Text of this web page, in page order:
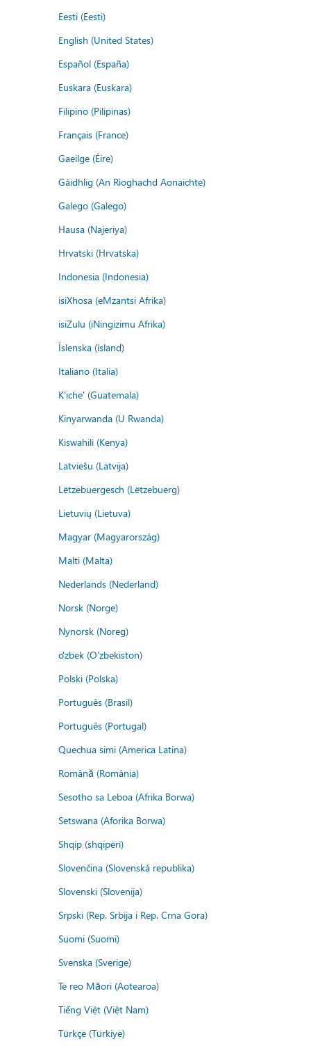
Eesti (Eesti)
English (United States)
Español (España)
Euskara (Euskara)
Filipino (Pilipinas)
Français (France)
Gaeilge (Éire)
Gàidhlig (An Rìoghachd Aonaichte)
Galego (Galego)
Hausa (Najeriya)
Hrvatski (Hrvatska)
Indonesia (Indonesia)
isiXhosa (eMzantsi Afrika)
isiZulu (iNingizimu Afrika)
Íslenska (ísland)
Italiano (Italia)
K'iche' (Guatemala)
Kinyarwanda (U Rwanda)
Kiswahili (Kenya)
Latviešu (Latvija)
Lëtzebuergesch (Lëtzebuerg)
Lietuvių (Lietuva)
Magyar (Magyarország)
Malti (Malta)
Nederlands (Nederland)
Norsk (Norge)
Nynorsk (Noreg)
o'zbek (O'zbekiston)
Polski (Polska)
Português (Brasil)
Português (Portugal)
Quechua simi (America Latina)
Română (România)
Sesotho sa Leboa (Afrika Borwa)
Setswana (Aforika Borwa)
Shqip (shqipëri)
Slovenčina (Slovenská republika)
Slovenski (Slovenija)
Srpski (Rep. Srbija i Rep. Crna Gora)
Suomi (Suomi)
Svenska (Sverige)
Te reo Māori (Aotearoa)
Tiếng Việt (Việt Nam)
Türkçe (Türkiye)